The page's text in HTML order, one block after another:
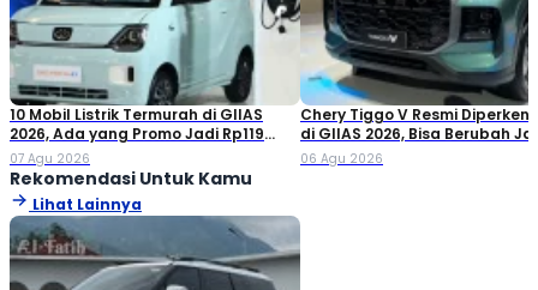
10 Mobil Listrik Termurah di GIIAS
2026, Ada yang Promo Jadi Rp119
Jutaan!
07 Agu 2026
Chery Tiggo V Resmi
di GIIAS 2026, Bisa Berubah
Double Cabin
06 Agu 2026
Rekomendasi Untuk Kamu
Lihat Lainnya